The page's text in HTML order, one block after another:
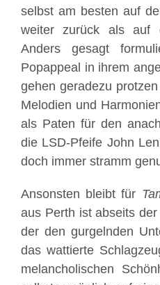
selbst am besten auf
weiter zurück als auf
Anders gesagt
Popappeal in ihrem
gehen geradezu
Melodien und
als Paten für den
die LSD-Pfeife John
doch immer stramm
Ansonsten bleibt für
aus Perth ist abseits
der den gurgelnden
das wattierte
melancholischen